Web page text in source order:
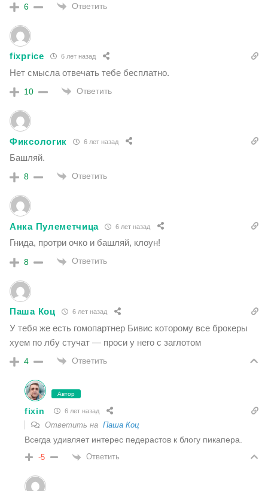
6 Ответить
fixprice 6 лет назад
Нет смысла отвечать тебе бесплатно.
10 Ответить
Фиксологик 6 лет назад
Башляй.
8 Ответить
Анка Пулеметчица 6 лет назад
Гнида, протри очко и башляй, клоун!
8 Ответить
Паша Коц 6 лет назад
У тебя же есть гомопартнер Бивис которому все брокеры
хуем по лбу стучат — проси у него с заглотом
4 Ответить
Автор
fixin 6 лет назад
Ответить на Паша Коц
Всегда удивляет интерес педерастов к блогу пикапера.
-5 Ответить